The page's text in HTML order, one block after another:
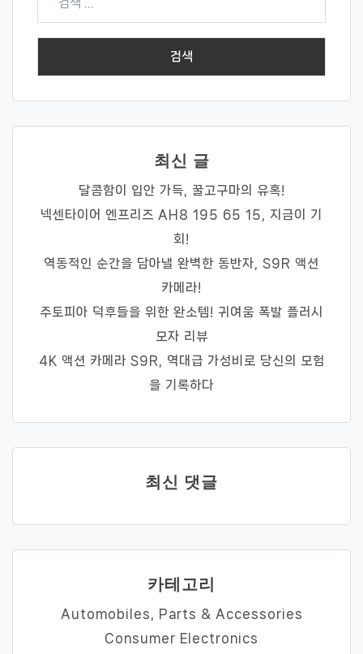
최신 글
달콤함이 입안 가득, 꿀고구마의 유혹!
넥센타이어 엔프리즈 AH8 195 65 15, 지금이 기
회!
역동적인 순간을 담아낼 완벽한 동반자, S9R 액션
카메라!
주토피아 덕후들을 위한 완소템! 귀여움 폭발 플러시
모자 리뷰
4K 액션 카메라 S9R, 역대급 가성비로 당신의 모험
을 기록하다
최신 댓글
카테고리
Automobiles, Parts & Accessories
Consumer Electronics